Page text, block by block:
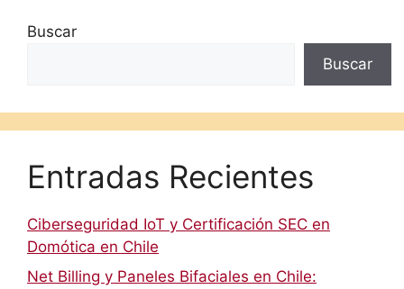
Buscar
Buscar
Entradas Recientes
Ciberseguridad IoT y Certificación SEC en
Domótica en Chile
Net Billing y Paneles Bifaciales en Chile: